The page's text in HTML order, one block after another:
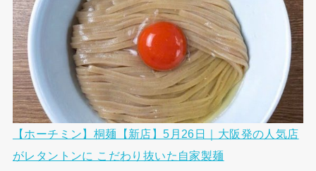
【ホーチミン】桐麺【新店】5月26日｜大阪発の人気店
がレタントンに こだわり抜いた自家製麺